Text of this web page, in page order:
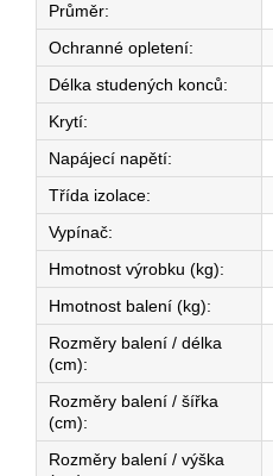
Průměr:
Ochranné opletení:
Délka studených konců:
Krytí:
Napájecí napětí:
Třída izolace:
Vypínač:
Hmotnost výrobku (kg):
Hmotnost balení (kg):
Rozměry balení / délka
(cm):
Rozměry balení / šířka
(cm):
Rozměry balení / výška